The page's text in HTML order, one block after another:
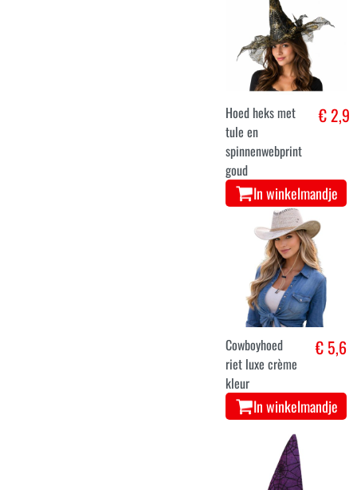
Hoed heks met
tule en
spinnenwebprint
goud
€ 2,9
In winkelmandje
Cowboyhoed
riet luxe crème
kleur
€ 5,6
In winkelmandje